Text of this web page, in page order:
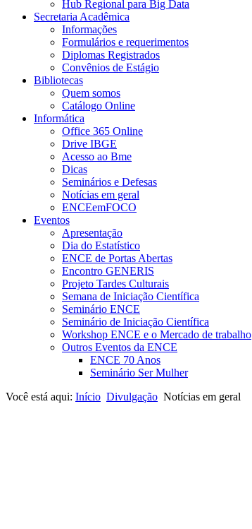
Hub Regional para Big Data
Secretaria Acadêmica
Informações
Formulários e requerimentos
Diplomas Registrados
Convênios de Estágio
Bibliotecas
Quem somos
Catálogo Online
Informática
Office 365 Online
Drive IBGE
Acesso ao Bme
Dicas
Seminários e Defesas
Notícias em geral
ENCEemFOCO
Eventos
Apresentação
Dia do Estatístico
ENCE de Portas Abertas
Encontro GENERIS
Projeto Tardes Culturais
Semana de Iniciação Científica
Seminário ENCE
Seminário de Iniciação Científica
Workshop ENCE e o Mercado de trabalho
Outros Eventos da ENCE
ENCE 70 Anos
Seminário Ser Mulher
Você está aqui: Início Divulgação Notícias em geral